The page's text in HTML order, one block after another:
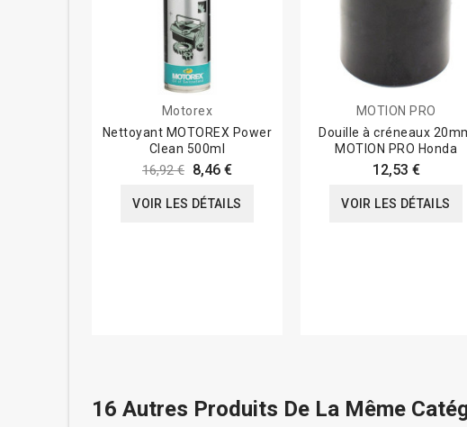
Motorex
Nettoyant MOTOREX Power
Clean 500ml
16,92 € 8,46 €
VOIR LES DÉTAILS
MOTION PRO
Douille à créneaux
MOTION PRO Honda
12,53 €
VOIR LES DÉTAILS
16 Autres Produits De La Même